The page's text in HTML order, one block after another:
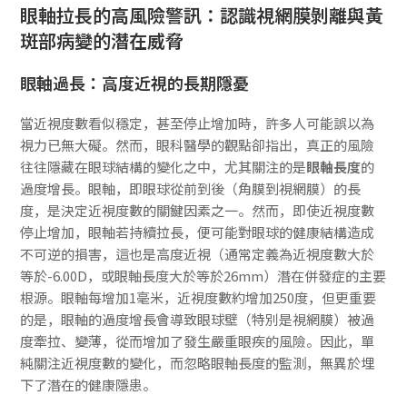
眼軸拉長的高風險警訊：認識視網膜剝離與黃
斑部病變的潛在威脅
眼軸過長：高度近視的長期隱憂
當近視度數看似穩定，甚至停止增加時，許多人可能誤以為
視力已無大礙。然而，眼科醫學的觀點卻指出，真正的風險
往往隱藏在眼球結構的變化之中，尤其關注的是眼軸長度的
過度增長。眼軸，即眼球從前到後（角膜到視網膜）的長
度，是決定近視度數的關鍵因素之一。然而，即使近視度數
停止增加，眼軸若持續拉長，便可能對眼球的健康結構造成
不可逆的損害，這也是高度近視（通常定義為近視度數大於
等於-6.00D，或眼軸長度大於等於26mm）潛在併發症的主要
根源。眼軸每增加1毫米，近視度數約增加250度，但更重要
的是，眼軸的過度增長會導致眼球壁（特別是視網膜）被過
度牽拉、變薄，從而增加了發生嚴重眼疾的風險。因此，單
純關注近視度數的變化，而忽略眼軸長度的監測，無異於埋
下了潛在的健康隱患。